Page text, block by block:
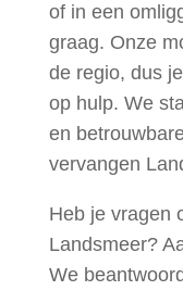
of in een
graag. Onze
de regio, dus
op hulp. We
en
vervangen
Heb je vragen
Landsmeer?
We